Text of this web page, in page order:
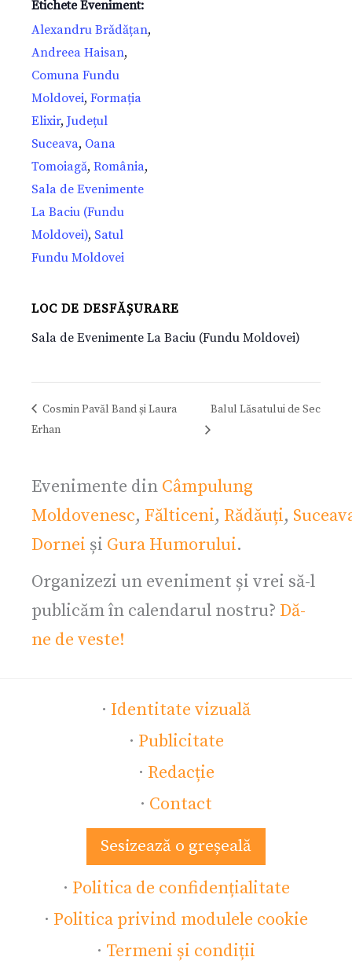
Etichete Eveniment:
Alexandru Brădățan,
Andreea Haisan,
Comuna Fundu
Moldovei, Formația
Elixir, Județul
Suceava, Oana
Tomoiagă, România,
Sala de Evenimente
La Baciu (Fundu
Moldovei), Satul
Fundu Moldovei
LOC DE DESFĂȘURARE
Sala de Evenimente La Baciu (Fundu Moldovei)
Cosmin Pavăl Band și Laura
Erhan
Balul Lăsatului de Sec
Evenimente din Câmpulung
Moldovenesc, Fălticeni, Rădăuți,
Dornei și Gura Humorului.
Organizezi un eveniment și vrei să-l
publicăm în calendarul nostru? Dă-
ne de veste!
· Identitate vizuală
· Publicitate
· Redacție
· Contact
Sesizează o greșeală
· Politica de confidențialitate
· Politica privind modulele cookie
· Termeni și condiții